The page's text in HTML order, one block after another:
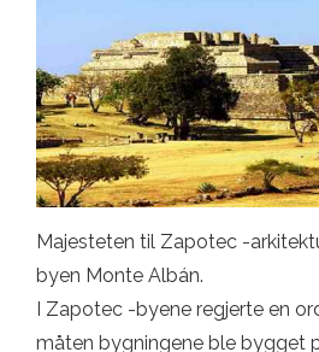
Majesteten til Zapotec -
byen Monte Albán.
I Zapotec -byene regjerte en
måten bygningene ble bygget